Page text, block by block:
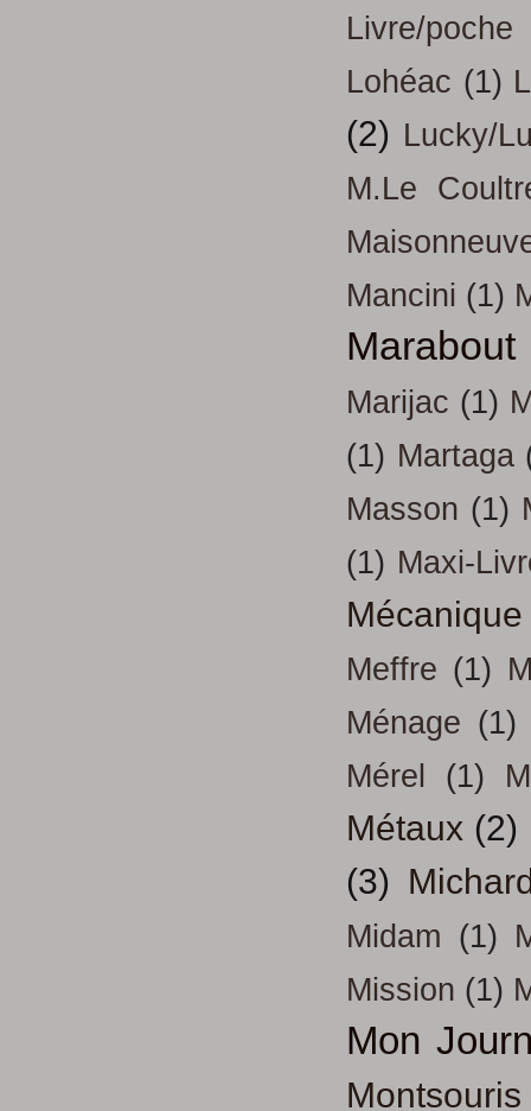
Livre/poche
Lohéac (1)
(2) Lucky/
M.Le
Mancini (1)
Marabout
Marijac (1)
(1) Martaga
Masson (1)
(1) Maxi-
Mécanique
Meffre (1)
Ménage (1)
Mérel
(1)
Métaux (2)
(3)
Midam (1)
Mission (1)
Mon
Montsouris